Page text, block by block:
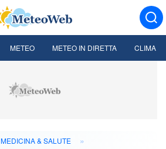
METEO METEO IN DIRETTA CLIMA
MEDICINA & SALUTE »